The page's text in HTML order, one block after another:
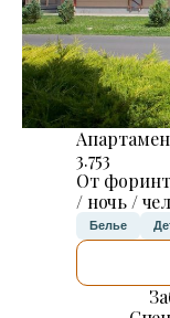
3.753
От
/ ночь /
Белье